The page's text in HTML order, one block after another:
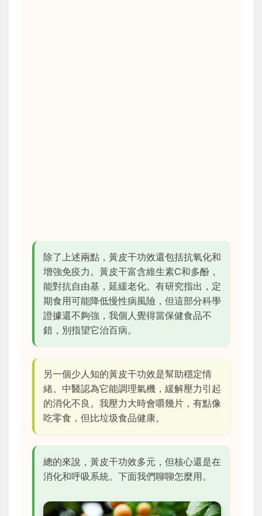
除了上述兩點，黃皮干功效還包括抗氧化和
增強免疫力。黃皮干富含維生素C和多酚，
能對抗自由基，延緩老化。有研究指出，定
期食用可能降低慢性病風險，但這部分科學
證據還不夠強，我個人覺得當保健食品不
錯，別指望它治百病。
另一個少人知的黃皮干功效是幫助穩定情
緒。中醫認為它能調理氣機，緩解壓力引起
的消化不良。我壓力大時會嚼幾片，有點像
吃零食，但比垃圾食品健康。
總的來說，黃皮干功效多元，但核心還是在
消化和呼吸系統。下面我們聊聊怎麼用。